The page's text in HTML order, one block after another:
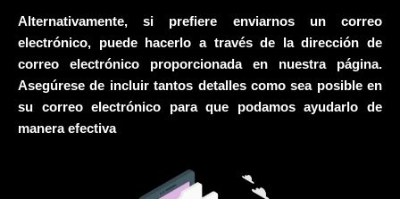
Alternativamente, si prefiere enviarnos un correo
electrónico, puede hacerlo a través de la dirección de
correo electrónico proporcionada en nuestra página.
Asegúrese de incluir tantos detalles como sea posible en
su correo electrónico para que podamos ayudarlo de
manera efectiva